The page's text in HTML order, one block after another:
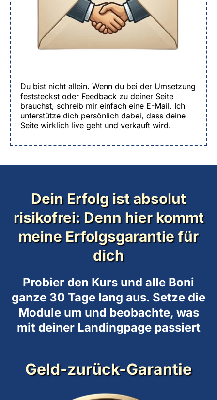
Du bist nicht allein. Wenn du bei der Umsetzung
feststeckst oder Feedback zu deiner Seite
brauchst, schreib mir einfach eine E-Mail. Ich
unterstütze dich persönlich dabei, dass deine
Seite wirklich live geht und verkauft wird.
Dein Erfolg ist absolut
risikofrei: Denn hier kommt
meine Erfolgsgarantie für
dich
Probier den Kurs und alle Boni
ganze 30 Tage lang aus. Setze die
Module um und beobachte, was
mit deiner Landingpage passiert
Geld-zurück-Garantie